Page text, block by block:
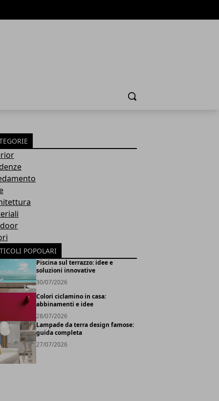
Cerca
POPOLARI
Piscina sul terrazzo: idee e
soluzioni innovative
30/07/2026
Colori ciclamino in casa:
abbinamenti e idee
28/07/2026
Lampade da terra design famose:
guida completa
27/07/2026